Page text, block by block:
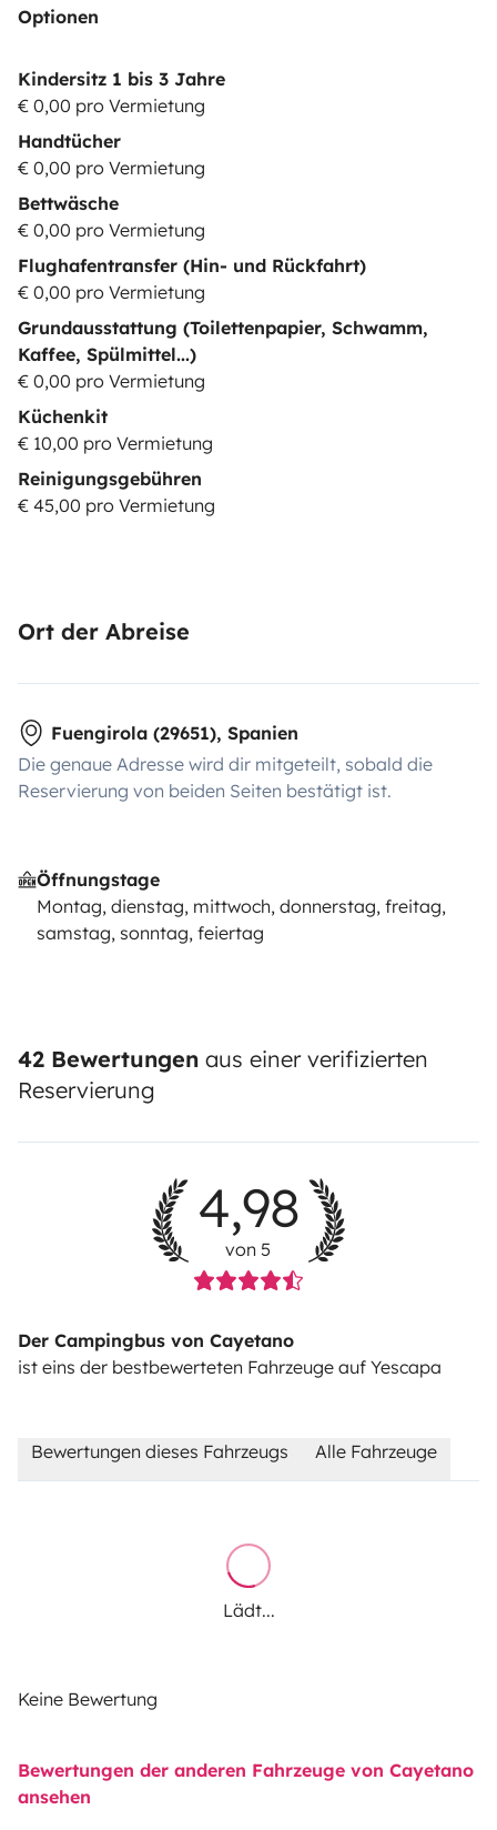
Optionen
Kindersitz 1 bis 3 Jahre
€ 0,00 pro Vermietung
Handtücher
€ 0,00 pro Vermietung
Bettwäsche
€ 0,00 pro Vermietung
Flughafentransfer (Hin- und Rückfahrt)
€ 0,00 pro Vermietung
Grundausstattung (Toilettenpapier, Schwamm,
Kaffee, Spülmittel...)
€ 0,00 pro Vermietung
Küchenkit
€ 10,00 pro Vermietung
Reinigungsgebühren
€ 45,00 pro Vermietung
Ort der Abreise
Fuengirola (29651), Spanien
Die genaue Adresse wird dir mitgeteilt, sobald die
Reservierung von beiden Seiten bestätigt ist.
Öffnungstage
Montag, dienstag, mittwoch, donnerstag, freitag,
samstag, sonntag, feiertag
42 Bewertungen aus einer verifizierten
Reservierung
4,98
von 5
Der Campingbus von Cayetano
ist eins der bestbewerteten Fahrzeuge auf Yescapa
Bewertungen dieses Fahrzeugs Alle Fahrzeuge
Lädt...
Keine Bewertung
Bewertungen der anderen Fahrzeuge von Cayetano
ansehen